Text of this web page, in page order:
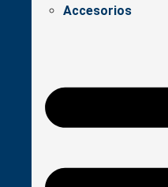
Accesorios